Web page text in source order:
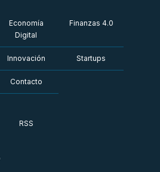
Economía
Digital
Finanzas 4.0
Innovación Startups
Contacto
RSS